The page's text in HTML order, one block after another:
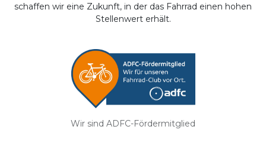
schaffen wir eine Zukunft, in der das Fahrrad einen hohen
Stellenwert erhält.
Wir sind ADFC-Fördermitglied